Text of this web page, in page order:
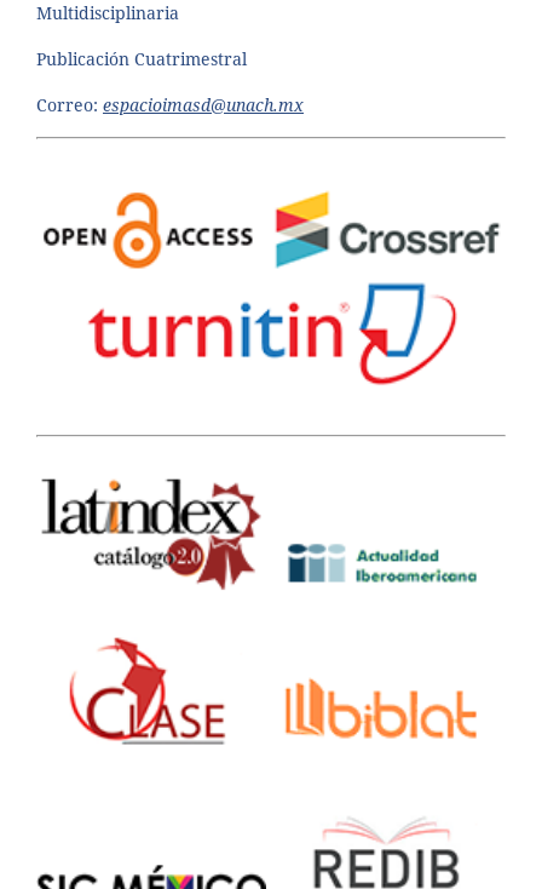
Multidisciplinaria
Publicación Cuatrimestral
Correo: espacioimasd@unach.mx